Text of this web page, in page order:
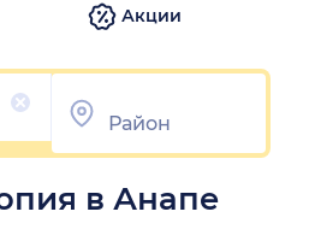
Акции
в Анапе